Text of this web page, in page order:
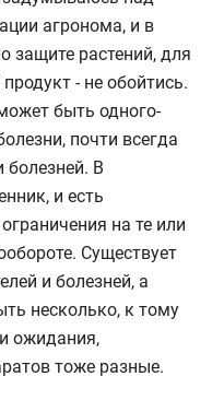
агронома, и в
защите растений, для
- не обойтись.
быть одного-
почти всегда
болезней. В
и есть
на те или
Существует
и болезней, а
несколько, к тому
ожидания,
тоже разные.